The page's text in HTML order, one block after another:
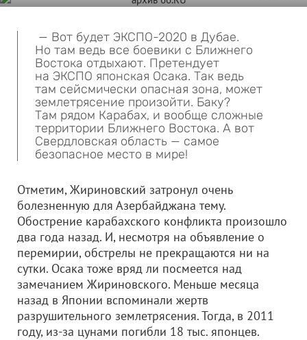
— Вот будет ЭКСПО-2020 в Дубае.
Но там ведь все боевики с Ближнего
Востока отдыхают. Претендует
на ЭКСПО японская Осака. Так ведь
там сейсмически опасная зона, может
землетрясение произойти. Баку?
Там рядом Карабах, и вообще сложные
территории Ближнего Востока. А вот
Свердловская область — самое
безопасное место в мире!
Отметим, Жириновский затронул очень
болезненную для Азербайджана тему.
Обострение карабахского конфликта произошло
два года назад. И, несмотря на объявление о
перемирии, обстрелы не прекращаются ни на
сутки. Осака тоже вряд ли посмеется над
замечанием Жириновского. Меньше месяца
назад в Японии вспоминали жертв
разрушительного землетрясения. Тогда, в 2011
году, из-за цунами погибли 18 тыс. японцев.